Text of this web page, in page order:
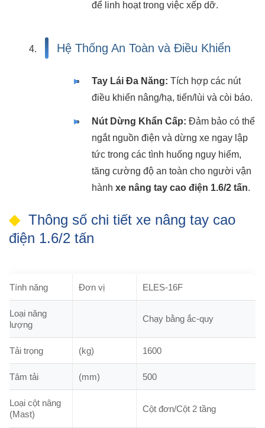
để linh hoạt trong việc xếp dỡ.
Hệ Thống An Toàn và Điều Khiển
Tay Lái Đa Năng: Tích hợp các nút
điều khiển nâng/hạ, tiến/lùi và còi báo.
Nút Dừng Khẩn Cấp: Đảm bảo có thể
ngắt nguồn điện và dừng xe ngay lập
tức trong các tình huống nguy hiểm,
tăng cường độ an toàn cho người vận
hành xe nâng tay cao điện 1.6/2 tấn.
Thông số chi tiết xe nâng tay cao
điện 1.6/2 tấn
Tính năng Đơn vị ELES-16F
Loại năng
lượng
Chạy bằng ắc-quy
Tải trọng (kg) 1600
Tâm tải (mm) 500
Loại cột nâng
(Mast)
Cột đơn/Cột 2 tầng